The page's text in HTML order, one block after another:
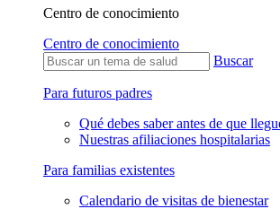
Centro de conocimiento
Centro de conocimiento
Buscar
Para futuros padres
Qué debes saber antes de que
Nuestras afiliaciones hospitalarias
Para familias existentes
Calendario de visitas de bienestar